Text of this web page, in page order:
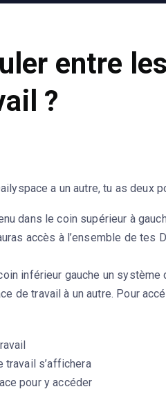
entre les
?
a un autre, tu as deux
dans le coin supérieur à
accès à l’ensemble de tes
inférieur gauche un système
de travail à un autre. Pour
s’affichera
pour y accéder